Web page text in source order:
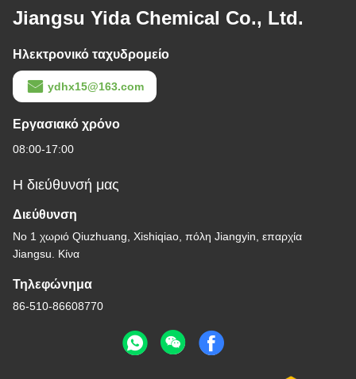
Jiangsu Yida Chemical Co., Ltd.
Ηλεκτρονικό ταχυδρομείο
ydhx15@163.com
Εργασιακό χρόνο
08:00-17:00
Η διεύθυνσή μας
Διεύθυνση
Νο 1 χωριό Qiuzhuang, Xishiqiao, πόλη Jiangyin, επαρχία
Jiangsu. Κίνα
Τηλεφώνημα
86-510-86608770